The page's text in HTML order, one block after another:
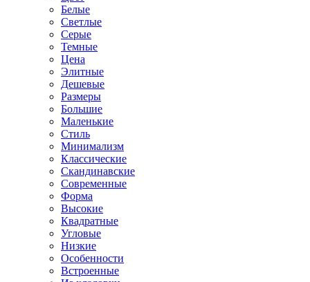
Белые
Светлые
Серые
Темные
Цена
Элитные
Дешевые
Размеры
Большие
Маленькие
Стиль
Минимализм
Классические
Скандинавские
Современные
Форма
Высокие
Квадратные
Угловые
Низкие
Особенности
Встроенные